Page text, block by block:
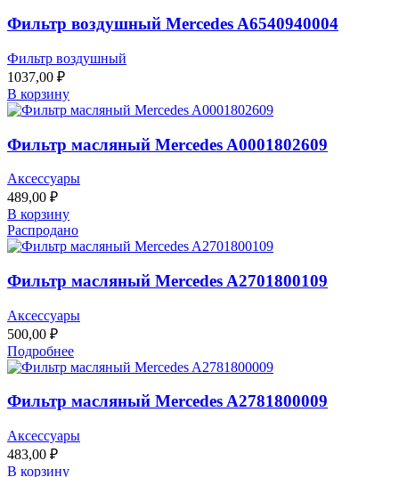
Фильтр воздушный Mercedes A6540940004
Фильтр воздушный
1037,00 ₽
В корзину
Фильтр масляный Mercedes A0001802609
Аксессуары
489,00 ₽
В корзину
Распродано
Фильтр масляный Mercedes A2701800109
Аксессуары
500,00 ₽
Подробнее
Фильтр масляный Mercedes A2781800009
Аксессуары
483,00 ₽
В корзину